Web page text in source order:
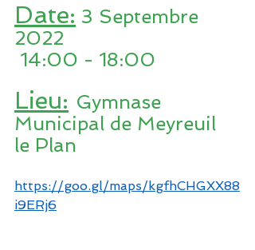
Date: 3 Septembre
2022
14:00 - 18:00
Lieu: Gymnase
Municipal de Meyreuil
le Plan
https://goo.gl/maps/kgfhCHGXX88
i9ERj6